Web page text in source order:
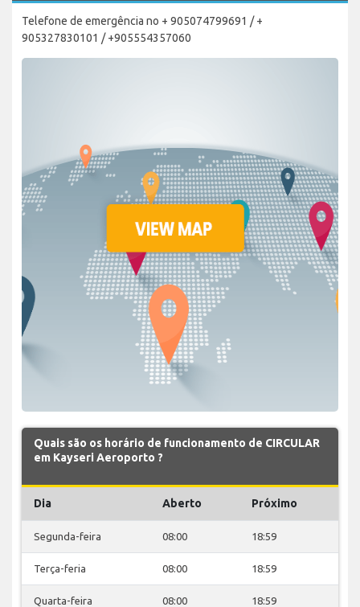
Telefone de emergência no + 905074799691 / +
905327830101 / +905554357060
Quais são os horário de funcionamento de CIRCULAR
em Kayseri Aeroporto ?
Dia Aberto Próximo
Segunda-feira 08:00 18:59
Terça-feria 08:00 18:59
Quarta-feira 08:00 18:59